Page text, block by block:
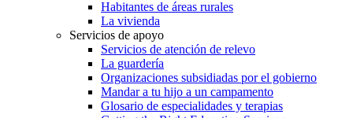
Habitantes de áreas rurales
La vivienda
Servicios de apoyo
Servicios de atención de relevo
La guardería
Organizaciones subsidiadas por el gobierno
Mandar a tu hijo a un campamento
Glosario de especialidades y terapias